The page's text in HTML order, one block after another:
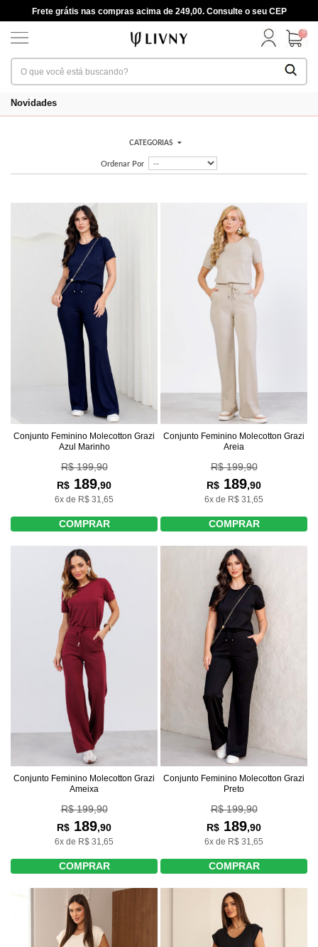
Frete grátis nas compras acima de 249,00. Consulte o seu CEP
0
Novidades
CATEGORIAS
Ordenar Por
Conjunto Feminino Molecotton Grazi
Azul Marinho
R$ 199,90
R$ 189,90
6x de R$ 31,65
COMPRAR
Conjunto Feminino Molecotton Grazi
Areia
R$ 199,90
R$ 189,90
6x de R$ 31,65
COMPRAR
Conjunto Feminino Molecotton Grazi
Ameixa
R$ 199,90
R$ 189,90
6x de R$ 31,65
COMPRAR
Conjunto Feminino Molecotton Grazi
Preto
R$ 199,90
R$ 189,90
6x de R$ 31,65
COMPRAR